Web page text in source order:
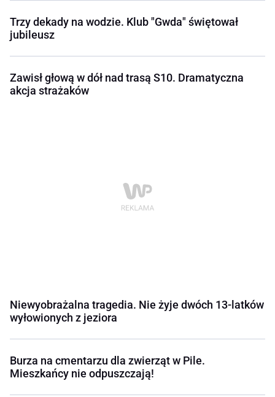
Trzy dekady na wodzie. Klub "Gwda" świętował
jubileusz
Zawisł głową w dół nad trasą S10. Dramatyczna
akcja strażaków
Niewyobrażalna tragedia. Nie żyje dwóch 13-latków
wyłowionych z jeziora
Burza na cmentarzu dla zwierząt w Pile.
Mieszkańcy nie odpuszczają!